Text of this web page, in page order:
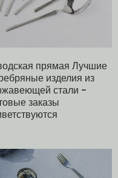
прямая Лучшие
изделия из
стали -
заказы